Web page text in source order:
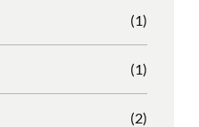
(1)
(1)
(2)